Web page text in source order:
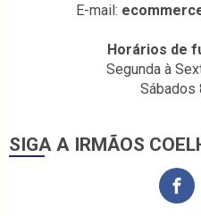
E-mail:
Horários de
Segunda à
Sábados
SIGA A IRMÃOS